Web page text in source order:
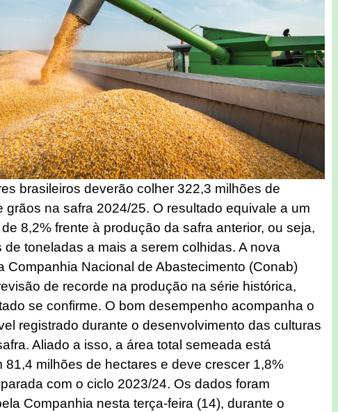
brasileiros deverão colher 322,3 milhões de
grãos na safra 2024/25. O resultado equivale a um
8,2% frente à produção da safra anterior, ou seja,
de toneladas a mais a serem colhidas. A nova
Companhia Nacional de Abastecimento (Conab)
de recorde na produção na série histórica,
se confirme. O bom desempenho acompanha o
registrado durante o desenvolvimento das culturas
Aliado a isso, a área total semeada está
81,4 milhões de hectares e deve crescer 1,8%
com o ciclo 2023/24. Os dados foram
Companhia nesta terça-feira (14), durante o